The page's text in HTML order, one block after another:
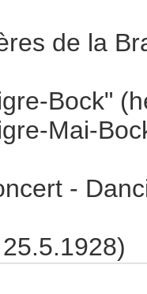
de la
Bock"
Mai-
-